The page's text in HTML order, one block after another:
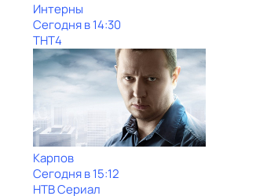
Интерны
Сегодня в 14:30
ТНТ4
Карпов
Сегодня в 15:12
НТВ Сериал